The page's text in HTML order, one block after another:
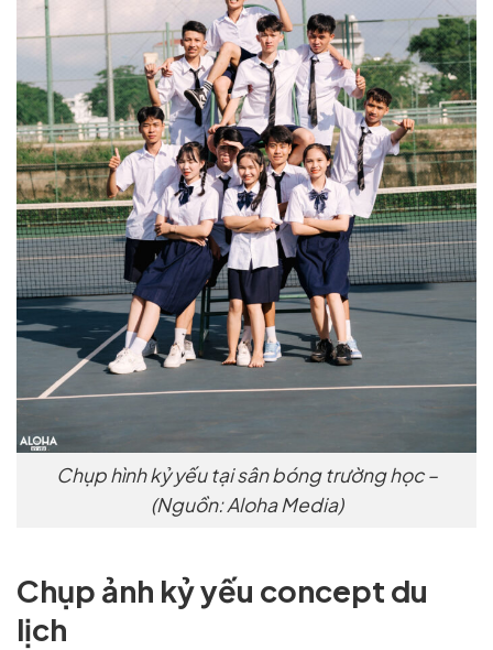
Chụp hình kỷ yếu tại sân bóng trường học –
(Nguồn: Aloha Media)
Chụp ảnh kỷ yếu concept du
lịch